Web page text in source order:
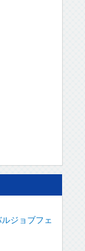
ジョブフェ